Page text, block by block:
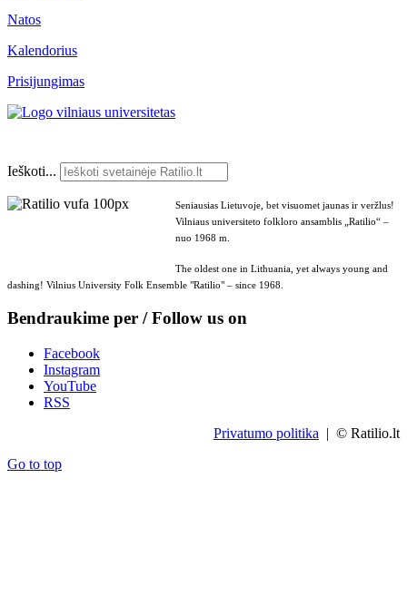
Natos
Kalendorius
Prisijungimas
Ieškoti...
Seniausias Lietuvoje, bet visuomet jaunas ir veržlus!
Vilniaus universiteto folkloro ansamblis „Ratilio“ –
nuo 1968 m.
The oldest one in Lithuania, yet always young and
dashing! Vilnius University Folk Ensemble "Ratilio" – since 1968.
Bendraukime per / Follow us on
Facebook
Instagram
YouTube
RSS
Privatumo politika | © Ratilio.lt
Go to top